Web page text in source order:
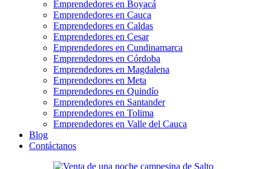
Emprendedores en Boyacá
Emprendedores en Cauca
Emprendedores en Caldas
Emprendedores en Cesar
Emprendedores en Cundinamarca
Emprendedores en Córdoba
Emprendedores en Magdalena
Emprendedores en Meta
Emprendedores en Quindío
Emprendedores en Santander
Emprendedores en Tolima
Emprendedores en Valle del Cauca
Blog
Contáctanos